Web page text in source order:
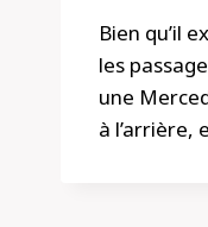
Bien qu’il
les
une
à l’arrière,